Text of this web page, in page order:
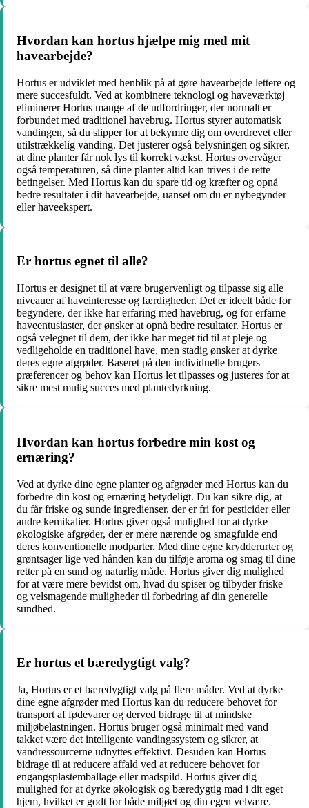
Hvordan kan hortus hjælpe mig med mit
havearbejde?
Hortus er udviklet med henblik på at gøre havearbejde lettere og
mere succesfuldt. Ved at kombinere teknologi og haveværktøj
eliminerer Hortus mange af de udfordringer, der normalt er
forbundet med traditionel havebrug. Hortus styrer automatisk
vandingen, så du slipper for at bekymre dig om overdrevet eller
utilstrækkelig vanding. Det justerer også belysningen og sikrer,
at dine planter får nok lys til korrekt vækst. Hortus overvåger
også temperaturen, så dine planter altid kan trives i de rette
betingelser. Med Hortus kan du spare tid og kræfter og opnå
bedre resultater i dit havearbejde, uanset om du er nybegynder
eller haveekspert.
Er hortus egnet til alle?
Hortus er designet til at være brugervenligt og tilpasse sig alle
niveauer af haveinteresse og færdigheder. Det er ideelt både for
begyndere, der ikke har erfaring med havebrug, og for erfarne
haveentusiaster, der ønsker at opnå bedre resultater. Hortus er
også velegnet til dem, der ikke har meget tid til at pleje og
vedligeholde en traditionel have, men stadig ønsker at dyrke
deres egne afgrøder. Baseret på den individuelle brugers
præferencer og behov kan Hortus let tilpasses og justeres for at
sikre mest mulig succes med plantedyrkning.
Hvordan kan hortus forbedre min kost og
ernæring?
Ved at dyrke dine egne planter og afgrøder med Hortus kan du
forbedre din kost og ernæring betydeligt. Du kan sikre dig, at
du får friske og sunde ingredienser, der er fri for pesticider eller
andre kemikalier. Hortus giver også mulighed for at dyrke
økologiske afgrøder, der er mere nærende og smagfulde end
deres konventionelle modparter. Med dine egne krydderurter og
grøntsager lige ved hånden kan du tilføje aroma og smag til dine
retter på en sund og naturlig måde. Hortus giver dig mulighed
for at være mere bevidst om, hvad du spiser og tilbyder friske
og velsmagende muligheder til forbedring af din generelle
sundhed.
Er hortus et bæredygtigt valg?
Ja, Hortus er et bæredygtigt valg på flere måder. Ved at dyrke
dine egne afgrøder med Hortus kan du reducere behovet for
transport af fødevarer og derved bidrage til at mindske
miljøbelastningen. Hortus bruger også minimalt med vand
takket være det intelligente vandingssystem og sikrer, at
vandressourcerne udnyttes effektivt. Desuden kan Hortus
bidrage til at reducere affald ved at reducere behovet for
engangsplastemballage eller madspild. Hortus giver dig
mulighed for at dyrke økologisk og bæredygtig mad i dit eget
hjem, hvilket er godt for både miljøet og din egen velvære.